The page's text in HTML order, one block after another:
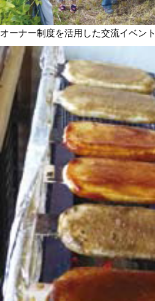
オーナー制度を活用した交流イベント